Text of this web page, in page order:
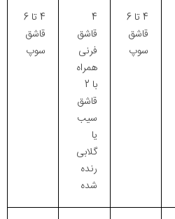
4 تا 6
قاشق
سوپ
4
قاشق
فرنی
همراه
با 2
قاشق
سیب
یا
گلابی
رنده
شده
4 تا 6
قاشق
سوپ